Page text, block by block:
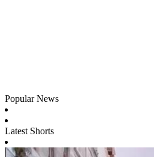
Popular News
Latest Shorts